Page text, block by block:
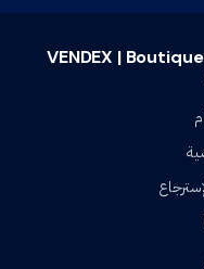
VENDEX |